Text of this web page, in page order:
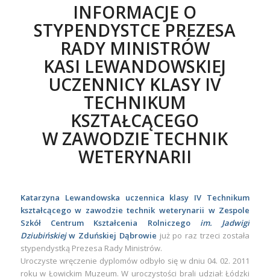
INFORMACJE O
STYPENDYSTCE PREZESA
RADY MINISTRÓW
KASI LEWANDOWSKIEJ
UCZENNICY KLASY IV
TECHNIKUM
KSZTAŁCĄCEGO
W ZAWODZIE TECHNIK
WETERYNARII
Katarzyna Lewandowska
uczennica klasy IV Technikum
kształcącego w zawodzie technik weterynarii w Zespole
Szkół Centrum Kształcenia Rolniczegoim. Jadwigi
Dziubińskiejw Zduńskiej Dąbrowie już po raz trzeci została
stypendystką Prezesa Rady Ministrów.
Uroczyste wręczenie dyplomów odbyło się w dniu 04. 02. 2011
roku w Łowickim Muzeum. W uroczystości brali udział: Łódzki